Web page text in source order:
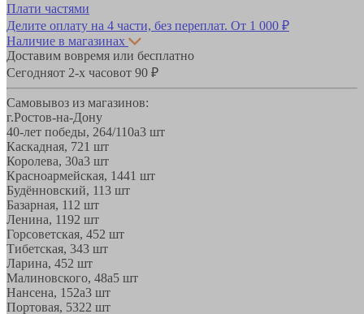
Плати частями
Делите оплату на 4 части, без переплат. От 1 000 ₽
Наличие в магазинах
Доставим вовремя или бесплатно
Сегодняот 2-х часовот 90 ₽
Самовывоз из магазинов:
г.Ростов-на-Дону
40-лет победы, 264/110а3 шт
Каскадная, 721 шт
Королева, 30а3 шт
Красноармейская, 1441 шт
Будённовский, 113 шт
Базарная, 11 2 шт
Ленина, 1192 шт
Горсоветская, 452 шт
Тибетская, 343 шт
Ларина, 452 шт
Малиновского, 48а5 шт
Нансена, 152а3 шт
Портовая, 5322 шт